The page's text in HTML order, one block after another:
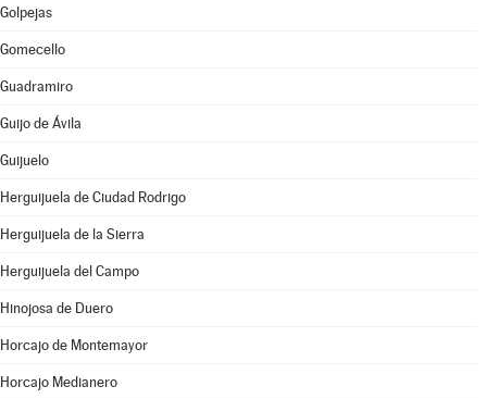
Golpejas
Gomecello
Guadramiro
Guijo de Ávila
Guijuelo
Herguijuela de Ciudad Rodrigo
Herguijuela de la Sierra
Herguijuela del Campo
Hinojosa de Duero
Horcajo de Montemayor
Horcajo Medianero